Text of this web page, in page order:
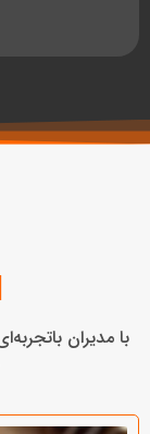
|
با مدیران